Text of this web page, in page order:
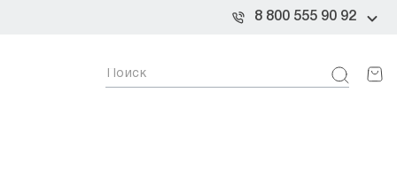
8 800 555 90 92